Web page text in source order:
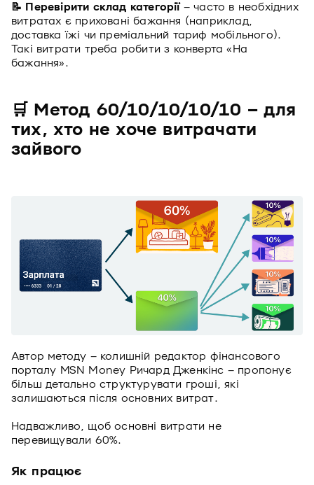
📝 Перевірити склад категорії– часто в необхідних
витратах є приховані бажання (наприклад,
доставка їжі чи преміальний тариф мобільного).
Такі витрати треба робити з конверта «На
бажання».
🛒 Метод 60/10/10/10/10 – для
тих, хто не хоче витрачати
зайвого
Автор методу – колишній редактор фінансового
порталу MSN Money Ричард Дженкінс – пропонує
більш детально структурувати гроші, які
залишаються після основних витрат.
Надважливо, щоб основні витрати не
перевищували 60%.
Як працює